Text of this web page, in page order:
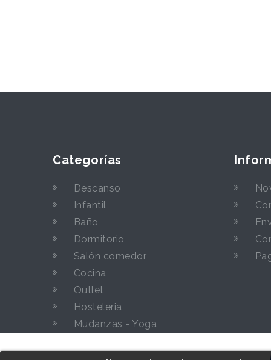
Categorías
Descanso
Infantil
Baño
Dormitorio
Salón comedor
Cocina
Outlet
Hosteleria
Mudanzas - Yoga